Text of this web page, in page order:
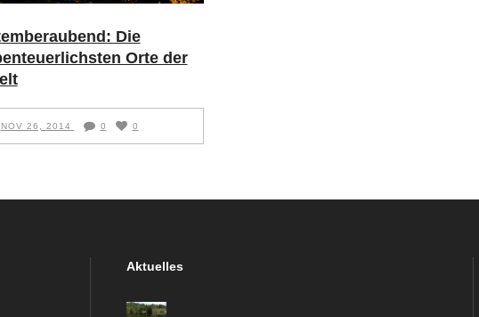
Die
Orte der
NOV 26, 2014 0 0
Aktuelles